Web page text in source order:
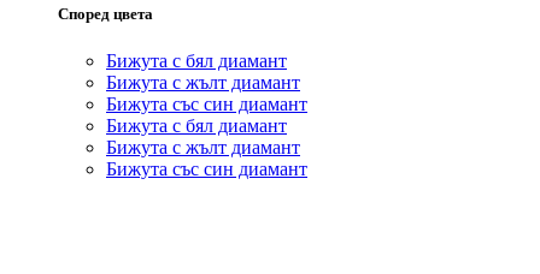
Според цвета
Бижута с бял диамант
Бижута с жълт диамант
Бижута със син диамант
Бижута с бял диамант
Бижута с жълт диамант
Бижута със син диамант